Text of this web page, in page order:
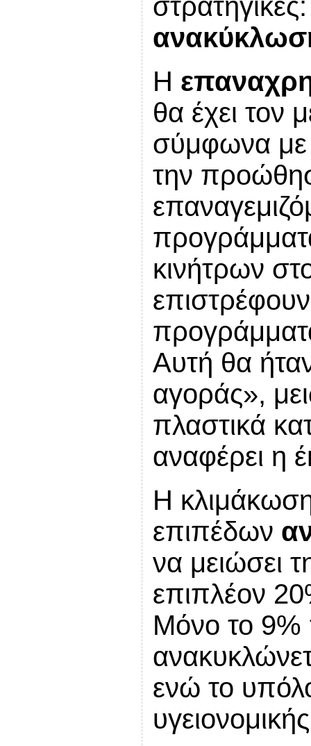
Η
θα έχει τον
σύμφωνα με
την
κινήτρων
Αυτή θα
αγοράς»,
πλαστικά
αναφέρει η
Η
επιπέδων
να μειώσει
επιπλέον
Μόνο το 9%
ενώ το